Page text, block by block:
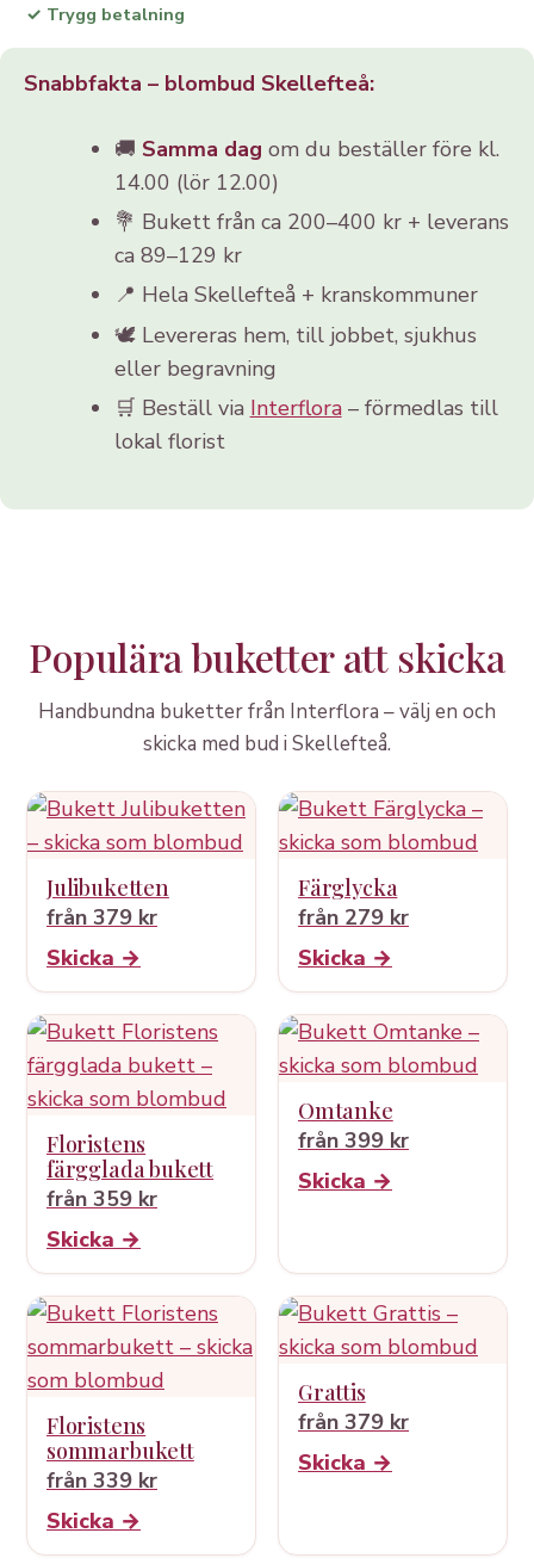
✓ Trygg betalning
Snabbfakta – blombud Skellefteå:
🚚 Samma dag om du beställer före kl.
14.00 (lör 12.00)
💐 Bukett från ca 200–400 kr + leverans
ca 89–129 kr
📍 Hela Skellefteå + kranskommuner
🕊️ Levereras hem, till jobbet, sjukhus
eller begravning
🛒 Beställ via Interflora– förmedlas till
lokal florist
Populära buketter att skicka
Handbundna buketter från Interflora – välj en och
skicka med bud i Skellefteå.
Julibuketten
från 379 kr
Skicka →
Färglycka
från 279 kr
Skicka →
Floristens
färgglada bukett
från 359 kr
Skicka →
Omtanke
från 399 kr
Skicka →
Floristens
sommarbukett
från 339 kr
Skicka →
Grattis
från 379 kr
Skicka →